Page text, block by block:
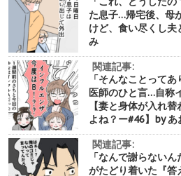
た息子…帰宅後、母
けど、食い尽くし
み
関連記事:
「そんなことって
医師のひと言…自称
【妻と身体が入れ
よね？ー#46】by あ
関連記事:
「なんで謝らない
がたどり着いた『答